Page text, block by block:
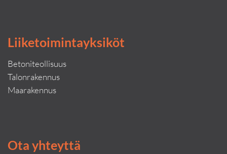
Liiketoimintayksiköt
Betoniteollisuus
Talonrakennus
Maarakennus
Ota yhteyttä